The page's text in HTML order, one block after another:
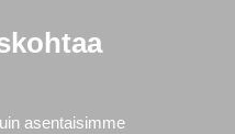
asentaisimme